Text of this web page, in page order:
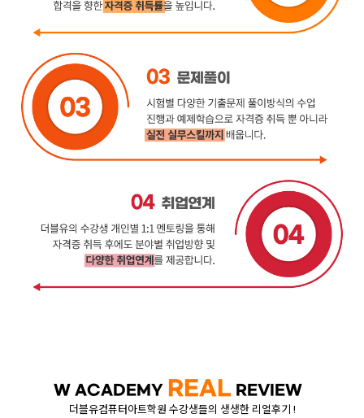
W ACADEMY REAL REVIEW
더블유컴퓨터아트학원 수강생들의 생생한 리얼후기 !